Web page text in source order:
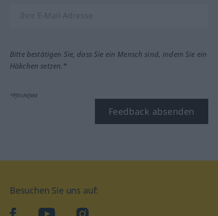
Bitte bestätigen Sie, dass Sie ein Mensch sind, indem Sie ein
Häkchen setzen.*
*Pflichtfeld
Feedback absenden
Besuchen Sie uns auf:
facebookYouTube Instagram